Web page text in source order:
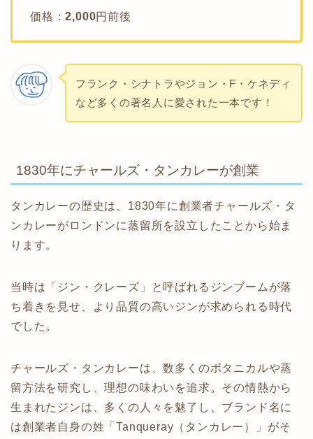
価格：2,000円前後
フランク・シナトラやジョン・F・ケネディ
など多くの著名人に愛された一本です！
1830年にチャールズ・タンカレーが創業
タンカレーの歴史は、1830年に創業者チャールズ・タ
ンカレーがロンドンに蒸留所を設立したことから始ま
ります。
当時は「ジン・クレーズ」と呼ばれるジンブームが落
ち着きを見せ、より品質の高いジンが求められる時代
でした。
チャールズ・タンカレーは、数多くのボタニカルや蒸
留方法を研究し、理想の味わいを追求。その情熱から
生まれたジンは、多くの人々を魅了し、ブランド名に
は創業者自身の姓「Tanqueray（タンカレー）」がそ